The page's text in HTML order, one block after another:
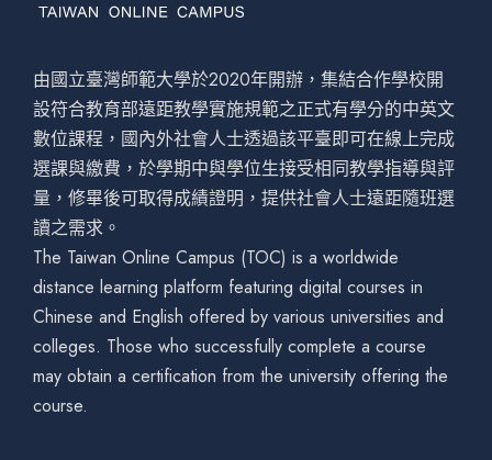
由國立臺灣師範大學於2020年開辦，集結合作學校開
設符合教育部遠距教學實施規範之正式有學分的中英文
數位課程，國內外社會人士透過該平臺即可在線上完成
選課與繳費，於學期中與學位生接受相同教學指導與評
量，修畢後可取得成績證明，提供社會人士遠距隨班選
讀之需求。
The Taiwan Online Campus (TOC) is a worldwide
distance learning platform featuring digital courses in
Chinese and English offered by various universities and
colleges. Those who successfully complete a course
may obtain a certification from the university offering the
course.